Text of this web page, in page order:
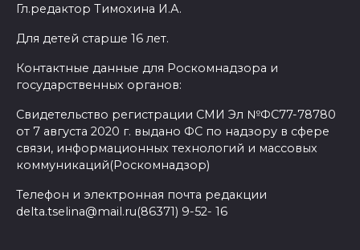
Гл.редактор Тимохина И.А.
Для детей старше 16 лет.
Контактные данные для Роскомнадзора и
государственных органов:
Свидетельство регистрации СМИ Эл №ФС77-78780
от 7 августа 2020 г. выдано ФС по надзору в сфере
связи, информационных технологий и массовых
коммуникаций(Роскомнадзор)
Телефон и электронная почта редакции
delta.tselina@mail.ru(86371) 9-52- 16